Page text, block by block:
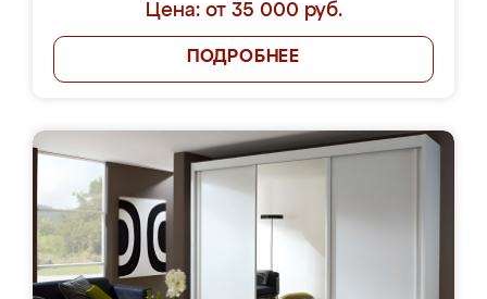
Цена: от 35 000 руб.
ПОДРОБНЕЕ